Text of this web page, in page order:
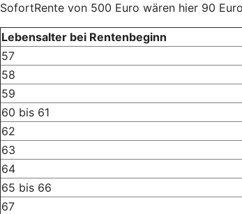
SofortRente von 500 Euro wären hier 90
Lebensalter bei Rentenbeginn
57
58
59
60 bis 61
62
63
64
65 bis 66
67